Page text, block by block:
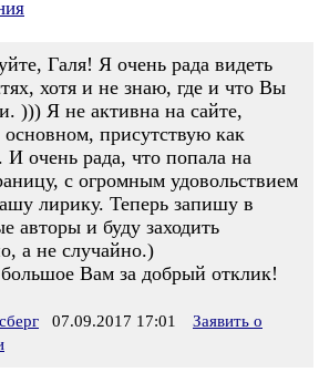
Галя! Я очень рада видеть
хотя и не знаю, где и что Вы
))) Я не активна на сайте,
основном, присутствую как
И очень рада, что попала на
с огромным удовольствием
лирику. Теперь запишу в
авторы и буду заходить
а не случайно.)
Вам за добрый отклик!
07.09.2017 17:01
Заявить о